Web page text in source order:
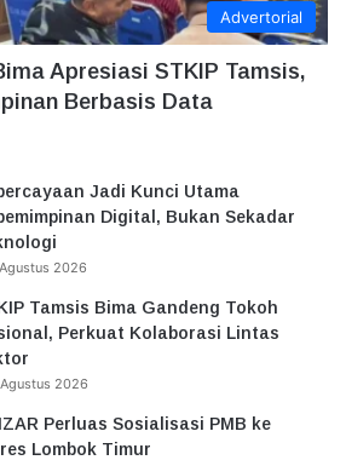
Advertorial
Apresiasi STKIP Tamsis,
Berbasis Data
Jadi Kunci Utama
Digital, Bukan Sekadar
2026
Tamsis Bima Gandeng Tokoh
Perkuat Kolaborasi Lintas
2026
Perluas Sosialisasi PMB ke
Lombok Timur